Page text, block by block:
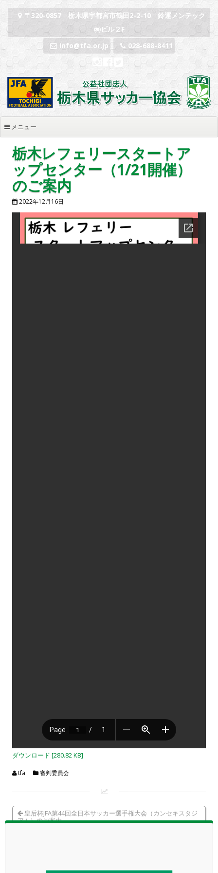
コンテンツへスキップ
〒320-0857 栃木県宇都宮市鶴田2-2-10 鈴運メンテック
㈱ビル２F
info@tfa.or.jp
028-688-8411
メニュー
栃木レフェリースタートア
ップセンター（1/21開催）
のご案内
2022年12月16日
ダウンロード [280.82 KB]
tfa 審判委員会
皇后杯JFA第44回全日本サッカー選手権大会（カンセキスタジ
アム）のご案内